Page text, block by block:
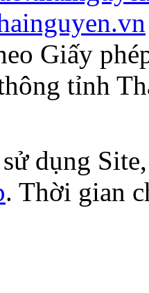
công
Nhà
Giấy
tỉnh
dụng
. Thời gian